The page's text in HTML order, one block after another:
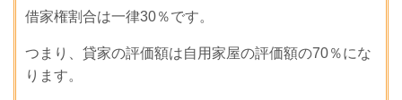
借家権割合は一律30％です。
つまり、貸家の評価額は自用家屋の評価額の70％にな
ります。